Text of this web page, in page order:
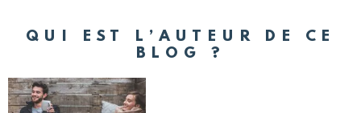
QUI EST L’AUTEUR DE CE
BLOG ?